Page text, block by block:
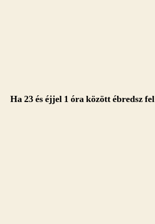
Ha 23 és éjjel 1 óra között ébredsz fel